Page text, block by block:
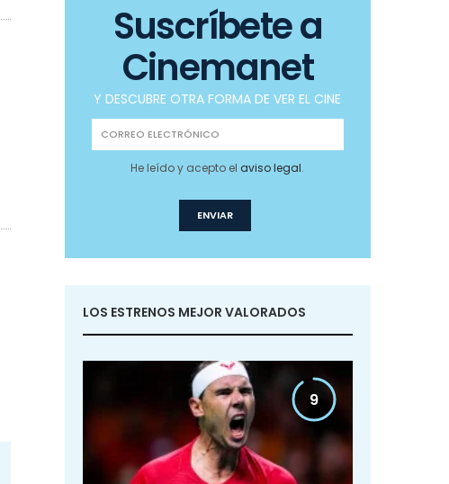
Suscríbete a
Cinemanet
Y DESCUBRE OTRA FORMA DE VER EL CINE
He leído y acepto elaviso legal.
LOS ESTRENOS MEJOR VALORADOS
9